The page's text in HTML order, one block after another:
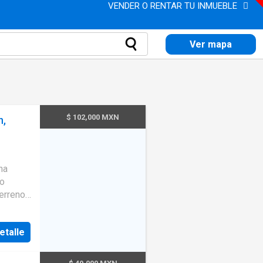
VENDER O RENTAR TU INMUEBLE
Ver mapa
$ 102,000 MXN